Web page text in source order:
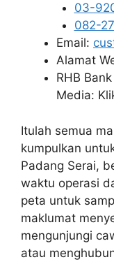
03-
082-
Email:
Alamat
RHB
Media:
Itulah semua
kumpulkan
Padang Serai,
waktu operasi
peta untuk
maklumat
mengunjungi
atau